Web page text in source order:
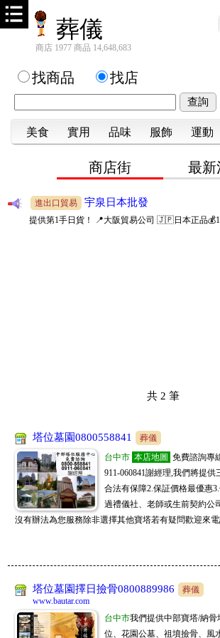
葬儀
商店 1977 商品 14,648,683
找商品 找店
美食 實用 品味 服飾 運動
商店街 最新
進出口貿易 宇泉日本批發
提供第1手日貨！ 📍大阪貿易公司 🇯🇵日本正品💰1
共2 筆
塔位墓園0800558841
葬儀
台中市 本店地圖 免費諮詢專
911-060841謝經理,我們將提
合法有保障2.保証價格最優惠
過禮儀社、老師或生前契約公
沒有辦法為您服務除非選擇其他寶塔若有疑問歡迎來電
塔位墓園擇日撿骨0800889986
葬儀
www.bautar.com
台中市我們提供中部寶塔/納
位、花園公墓、祖墳撿骨、風